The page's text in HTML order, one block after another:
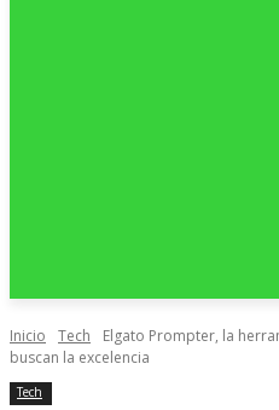
Inicio Tech
Elgato Prompter, la
buscan la excelencia
Tech